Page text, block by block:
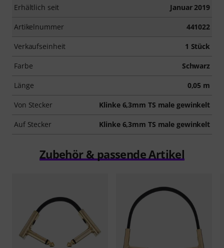
Erhältlich seit Januar 2019
Artikelnummer 441022
Verkaufseinheit 1 Stück
Farbe Schwarz
Länge 0,05 m
Von Stecker Klinke 6,3mm TS male gewinkelt
Auf Stecker Klinke 6,3mm TS male gewinkelt
Zubehör & passende Artikel